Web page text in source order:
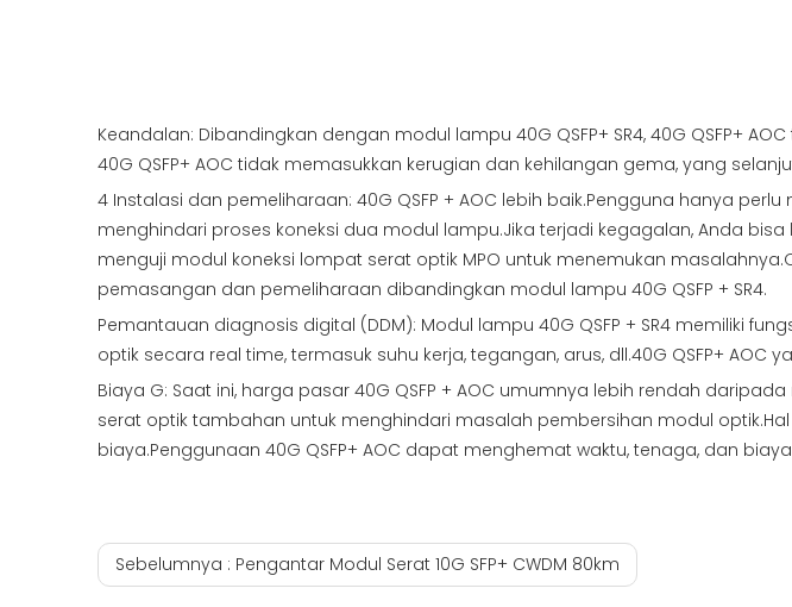
Keandalan: Dibandingkan dengan modul lampu 40G QSFP+ SR4, 40G QSFP+
40G QSFP+ AOC tidak memasukkan kerugian dan kehilangan gema, yang
4 Instalasi dan pemeliharaan: 40G QSFP + AOC lebih baik.Pengguna hanya
menghindari proses koneksi dua modul lampu.Jika terjadi kegagalan, Anda bisa
menguji modul koneksi lompat serat optik MPO untuk menemukan
pemasangan dan pemeliharaan dibandingkan modul lampu 40G QSFP + SR4.
Pemantauan diagnosis digital (DDM): Modul lampu 40G QSFP + SR4 memiliki
optik secara real time, termasuk suhu kerja, tegangan, arus, dll.40G QSFP+ AOC
Biaya G: Saat ini, harga pasar 40G QSFP + AOC umumnya lebih rendah
serat optik tambahan untuk menghindari masalah pembersihan modul
biaya.Penggunaan 40G QSFP+ AOC dapat menghemat waktu, tenaga, dan
Sebelumnya : Pengantar Modul Serat 10G SFP+ CWDM 80km